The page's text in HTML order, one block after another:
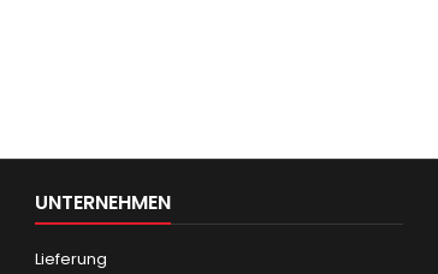
UNTERNEHMEN
Lieferung